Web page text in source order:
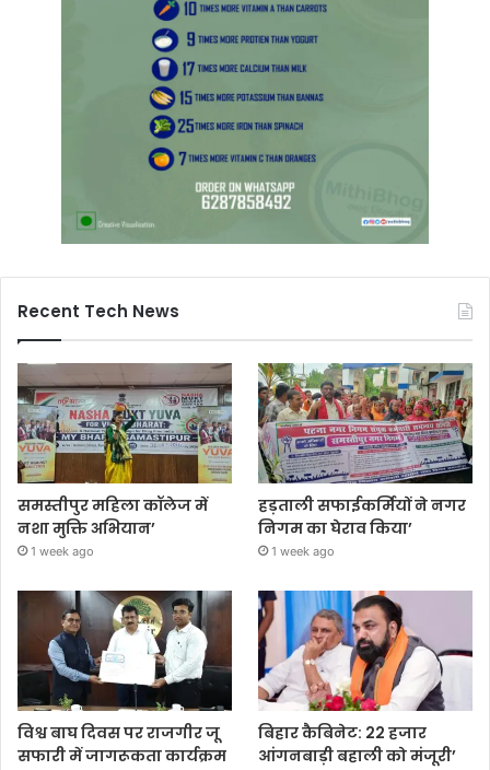
Recent Tech News
समस्तीपुर महिला कॉलेज में
नशा मुक्ति अभियान’
1 week ago
हड़ताली सफाईकर्मियों ने नगर
निगम का घेराव किया’
1 week ago
विश्व बाघ दिवस पर राजगीर जू
सफारी में जागरूकता कार्यक्रम
बिहार कैबिनेट: 22 हजार
आंगनबाड़ी बहाली को मंजूरी’